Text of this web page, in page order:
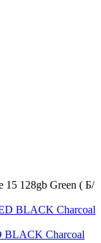
15 128gb Green ( Б/
Charcoal